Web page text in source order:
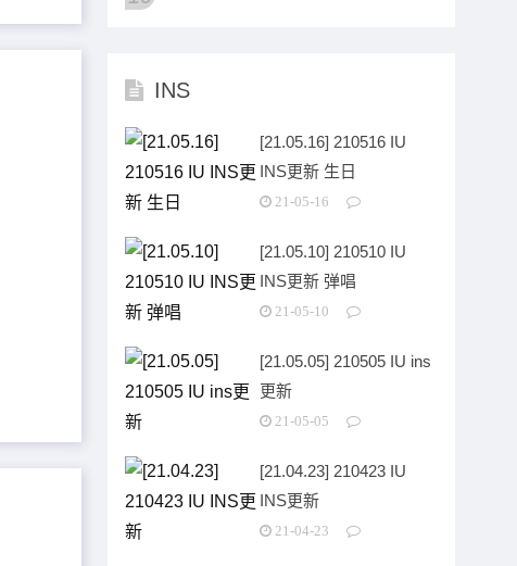
INS
[21.05.16] 210516 IU
INS更新 生日
21-05-16
[21.05.10] 210510 IU
INS更新 弹唱
21-05-10
[21.05.05] 210505 IU ins
更新
21-05-05
[21.04.23] 210423 IU
INS更新
21-04-23